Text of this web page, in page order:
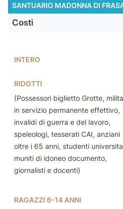
SANTUARIO MADONNA DI
Costi
INTERO
RIDOTTI
(Possessori biglietto Grotte,
in servizio permanente effettivo,
invalidi di guerra e del lavoro,
speleologi, tesserati CAI, anziani
oltre i 65 anni, studenti
muniti di idoneo documento,
giornalisti e docenti)
RAGAZZI 6-14 ANNI